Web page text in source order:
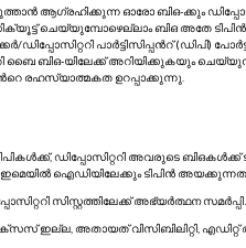
ഓരോ ബിഒ-ക്കും
ചെയ്യുമ്പോഴെല്ലാം ബിഒ അതേ ടിപിൻ
ഡിപ്പോസിറ്ററി പാർട്ടിസിപ്പന്‍റ് (ഡിപി)
ബൈ ബിഒ-യിലേക്ക് അറിയിക്കുകയും
രഹസ്യാത്മകത ഉറപ്പാക്കുന്നു.
ഡിപ്പോസിറ്ററി അവരുടെ ബിഒകൾക്ക്
ഇമെയിൽ ഐഡിയിലേക്കും ടിപിൻ
സിസ്റ്റത്തിലേക്ക് അഭ്യർത്ഥന
ഇല്ല, അതായത് വിസിബിലിറ്റി, എഡിറ്റ്